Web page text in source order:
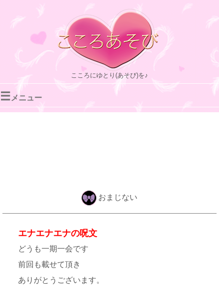
こころにゆとり(あそび)を♪
☰ メニュー
おまじない
エナエナエナの呪文
どうも一期一会です
前回も載せて頂き
ありがとうございます。